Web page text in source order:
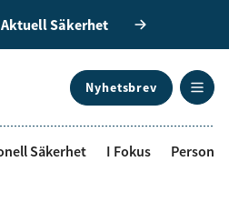
Säkerhet
Nyhetsbrev
Säkerhet I Fokus